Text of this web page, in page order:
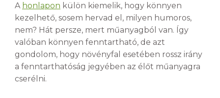
A honlapon külön kiemelik, hogy könnyen
kezelhető, sosem hervad el, milyen humoros,
nem? Hát persze, mert műanyagból van. Így
valóban könnyen fenntartható, de azt
gondolom, hogy növényfal esetében rossz irány
a fenntarthatóság jegyében az élőt műanyagra
cserélni.